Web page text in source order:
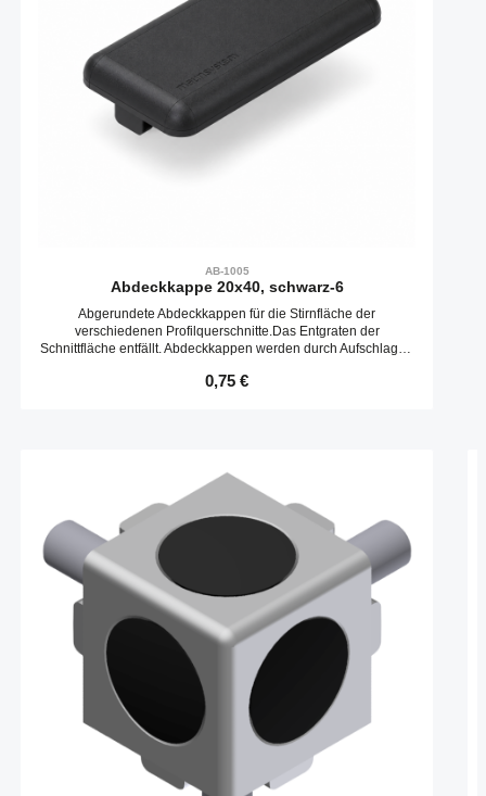
AB-1005
Abdeckkappe 20x40, schwarz-6
Abgerundete Abdeckkappen für die Stirnfläche der
verschiedenen Profilquerschnitte.Das Entgraten der
Schnittfläche entfällt. Abdeckkappen werden durch Aufschlagen
Regulärer Preis:
0,75 €